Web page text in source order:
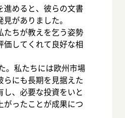
進めると、彼らの文書
がありました。
たちが教えを乞う姿勢
してくれて良好な相
。私たちには欧州市場
にも長期を見据えた
、必要な投資をいと
ったことが成果につ